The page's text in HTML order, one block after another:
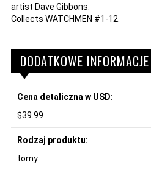
artist Dave Gibbons.
Collects WATCHMEN #1-12.
DODATKOWE INFORMACJE
Cena detaliczna w USD:
$39.99
Rodzaj produktu:
tomy